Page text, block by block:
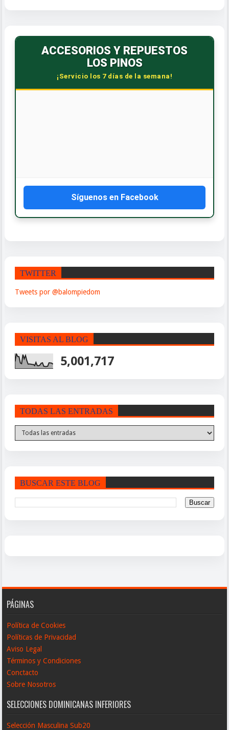
ACCESORIOS Y REPUESTOS
LOS PINOS
¡Servicio los 7 días de la semana!
Síguenos en Facebook
TWITTER
Tweets por @balompiedom
VISITAS AL BLOG
5,001,717
TODAS LAS ENTRADAS
BUSCAR ESTE BLOG
PÁGINAS
Política de Cookies
Políticas de Privacidad
Aviso Legal
Términos y Condiciones
Conctacto
Sobre Nosotros
SELECCIONES DOMINICANAS INFERIORES
Selección Masculina Sub20